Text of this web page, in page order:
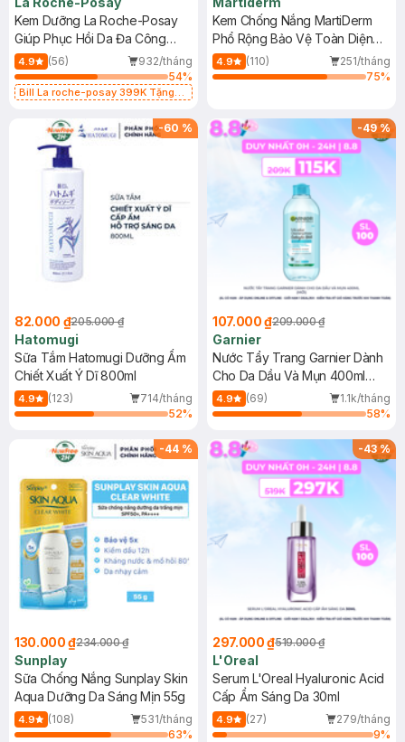
Kem Dưỡng La Roche-Posay
Giúp Phục Hồi Da Đa Công
Dụng 40ml
4.9 (56)
932/tháng
54%
Bill La roche-posay 399K Tặng
(SL có hạn)
Kem Chống Nắng MartiDerm
Phổ Rộng Bảo Vệ Toàn Diện
40ml
4.9 (110)
251/tháng
75%
-60 %
82.000 ₫205.000 ₫
Hatomugi
Sữa Tắm Hatomugi Dưỡng Ẩm
Chiết Xuất Ý Dĩ 800ml
4.9 (123)
714/tháng
52%
-49%
107.000 ₫209.000 ₫
Garnier
Nước Tẩy Trang Garnier Dành
Cho Da Dầu Và Mụn 400ml
(Mới)
4.9 (69)
1.1k/tháng
58%
-44 %
130.000 ₫234.000 ₫
Sunplay
Sữa Chống Nắng Sunplay Skin
Aqua Dưỡng Da Sáng Mịn 55g
4.9 (108)
531/tháng
63%
-43%
297.000 ₫519.000 ₫
L'Oreal
Serum L'Oreal Hyaluronic Acid
Cấp Ẩm Sáng Da 30ml
4.9 (27)
279/tháng
9%